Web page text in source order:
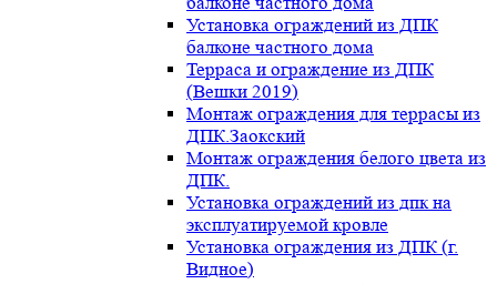
Установка ограждений из ДПК
балконе частного дома
Терраса и ограждение из ДПК
(Вешки 2019)
Монтаж ограждения для террасы из
ДПК.Заокский
Монтаж ограждения белого цвета из
ДПК.
Установка ограждений из дпк на
эксплуатируемой кровле
Установка ограждения из ДПК (г.
Видное)